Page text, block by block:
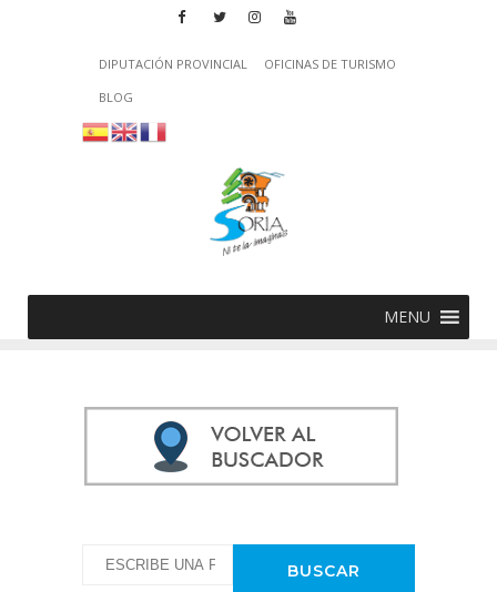
DIPUTACIÓN PROVINCIAL
OFICINAS DE TURISMO
BLOG
MENU